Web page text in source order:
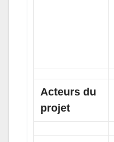
Acteurs du
projet